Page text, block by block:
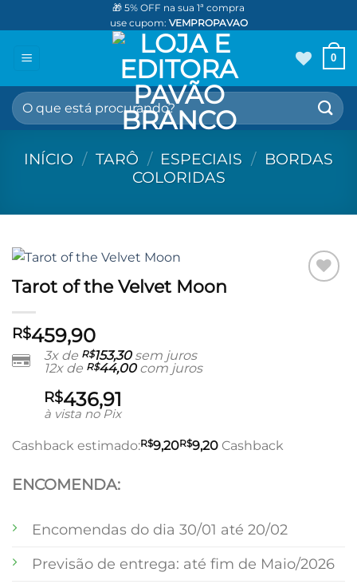
to
🎁 5% OFF na sua 1ª compra
use cupom: VEMPROPAVAO
0
Pesquisar
por:
INÍCIO / TARÔ / ESPECIAIS / BORDAS
COLORIDAS
Tarot of the Velvet Moon
R$459,90
3x de R$153,30sem juros
12x de R$44,00com juros
R$436,91
à vista no Pix
Cashback estimado:R$9,20R$9,20 Cashback
ENCOMENDA:
Encomendas do dia 30/01 até 20/02
Previsão de entrega: até fim de Maio/2026